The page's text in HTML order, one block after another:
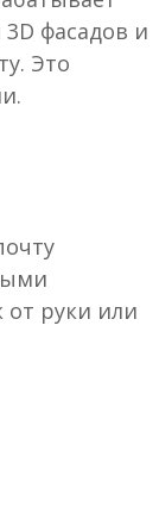
фасадов и
Это
руки или